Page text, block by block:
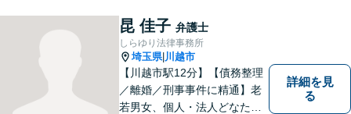
ひ一度ご相談ください。
昆 佳子 弁護士
しらゆり法律事務所
埼玉県| 川越市
【川越市駅12分】【債務整理
／離婚／刑事事件に精通】老
若男女、個人・法人どなたか
詳細を見
る